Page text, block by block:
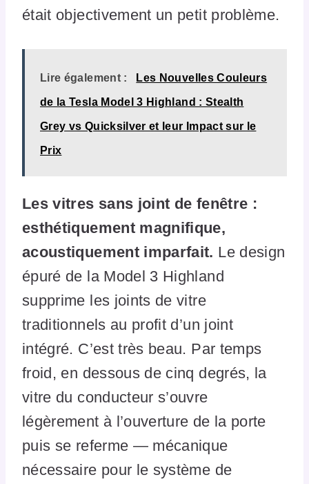
était objectivement un petit problème.
Lire également : Les Nouvelles Couleurs
de la Tesla Model 3 Highland : Stealth
Grey vs Quicksilver et leur Impact sur le
Prix
Les vitres sans joint de fenêtre :
esthétiquement magnifique,
acoustiquement imparfait. Le design
épuré de la Model 3 Highland
supprime les joints de vitre
traditionnels au profit d’un joint
intégré. C’est très beau. Par temps
froid, en dessous de cinq degrés, la
vitre du conducteur s’ouvre
légèrement à l’ouverture de la porte
puis se referme — mécanique
nécessaire pour le système de